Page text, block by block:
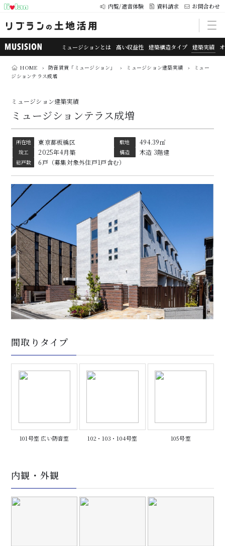
内覧/遮音体験 資料請求 お問合わせ
ミュージションとは 高い収益性 建築構造タイプ 建築実績
HOME › 防音賃貸「ミュージション」 › ミュージション建築実績 ›
ミュー
ジションテラス成増
ミュージション建築実績
ミュージションテラス成増
所在地 東京都板橋区 敷地 494.39㎡
竣工 2025年4月築 構造 木造 3階建
総戸数 6戸（募集対象外住戸1戸含む）
間取りタイプ
101号室 広い防音室 102・103・104号室 105号室
内観・外観